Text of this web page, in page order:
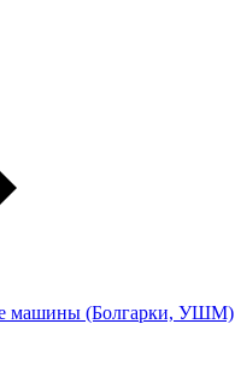
машины (Болгарки, УШМ)